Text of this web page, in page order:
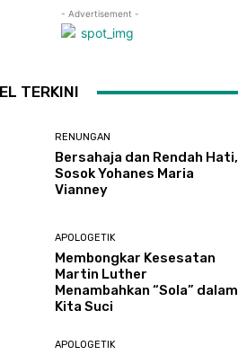
- Advertisement -
TERKINI
RENUNGAN
Bersahaja dan Rendah Hati,
Sosok Yohanes Maria
Vianney
APOLOGETIK
Membongkar Kesesatan
Martin Luther
Menambahkan “Sola” dalam
Kita Suci
APOLOGETIK